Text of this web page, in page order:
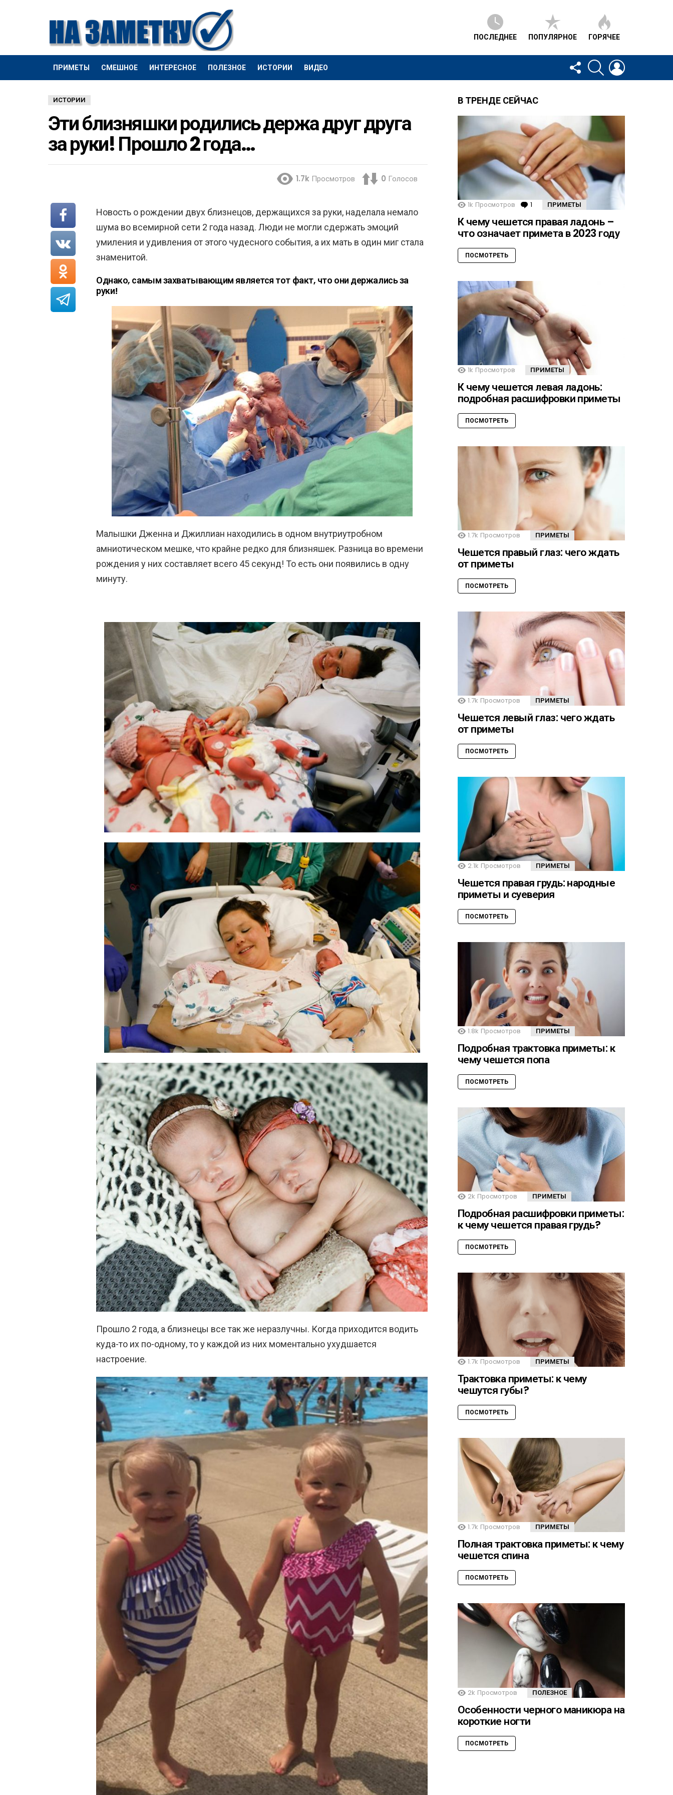
ПОСЛЕДНЕЕ ПОПУЛЯРНОЕ ГОРЯЧЕЕ
ПРИМЕТЫ СМЕШНОЕ ИНТЕРЕСНОЕ ПОЛЕЗНОЕ ИСТОРИИ ВИДЕО
FOLLOW
US
SEARCH
ИСТОРИИ
Эти близняшки родились держа друг друга
за руки! Прошло 2 года…
1.7k Просмотров 0 Голосов
Новость о рождении двух близнецов, держащихся за руки, наделала немало
шума во всемирной сети 2 года назад. Люди не могли сдержать эмоций
умиления и удивления от этого чудесного события, а их мать в один миг стала
знаменитой.
Однако, самым захватывающим является тот факт, что они держались за
руки!
Малышки Дженна и Джиллиан находились в одном внутриутробном
амниотическом мешке, что крайне редко для близняшек. Разница во времени
рождения у них составляет всего 45 секунд! То есть они появились в одну
минуту.
Прошло 2 года, а близнецы все так же неразлучны. Когда приходится водить
куда-то их по-одному, то у каждой из них моментально ухудшается
настроение.
В ТРЕНДЕ СЕЙЧАС
1k Просмотров 1 Comment
ПРИМЕТЫ
К чему чешется правая ладонь –
что означает примета в 2023 году
ПОСМОТРЕТЬ
1k Просмотров ПРИМЕТЫ
К чему чешется левая ладонь:
подробная расшифровки приметы
ПОСМОТРЕТЬ
1.7k Просмотров ПРИМЕТЫ
Чешется правый глаз: чего ждать
от приметы
ПОСМОТРЕТЬ
1.7k Просмотров ПРИМЕТЫ
Чешется левый глаз: чего ждать
от приметы
ПОСМОТРЕТЬ
2.1k Просмотров ПРИМЕТЫ
Чешется правая грудь: народные
приметы и суеверия
ПОСМОТРЕТЬ
1.8k Просмотров ПРИМЕТЫ
Подробная трактовка приметы: к
чему чешется попа
ПОСМОТРЕТЬ
2k Просмотров ПРИМЕТЫ
Подробная расшифровки приметы:
к чему чешется правая грудь?
ПОСМОТРЕТЬ
1.7k Просмотров ПРИМЕТЫ
Трактовка приметы: к чему
чешутся губы?
ПОСМОТРЕТЬ
1.7k Просмотров ПРИМЕТЫ
Полная трактовка приметы: к чему
чешется спина
ПОСМОТРЕТЬ
2k Просмотров ПОЛЕЗНОЕ
Особенности черного маникюра на
короткие ногти
ПОСМОТРЕТЬ